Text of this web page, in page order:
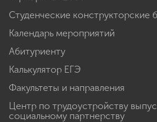
Студенческие конструкторские
Календарь мероприятий
Абитуриенту
Калькулятор ЕГЭ
Факультеты и направления
Центр по трудоустройству
социальному партнерству